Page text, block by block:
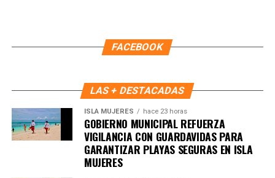
FACEBOOK
LAS + DESTACADAS
ISLA MUJERES hace 23 horas
GOBIERNO MUNICIPAL REFUERZA
VIGILANCIA CON GUARDAVIDAS PARA
GARANTIZAR PLAYAS SEGURAS EN ISLA
MUJERES